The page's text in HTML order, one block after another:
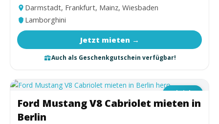
Darmstadt, Frankfurt, Mainz, Wiesbaden
Lamborghini
Jetzt mieten →
Auch als Geschenkgutschein verfügbar!
Cabriolet
Ford Mustang V8 Cabriolet mieten in
Berlin